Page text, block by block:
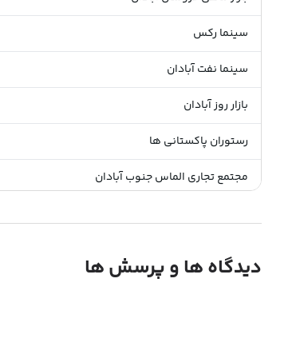
سینما رکس
سینما نفت آبادان
بازار روز آبادان
رستوران پاکستانی ها
مجتمع تجاری الماس جنوب آبادان
دیدگاه ها و پرسش ها